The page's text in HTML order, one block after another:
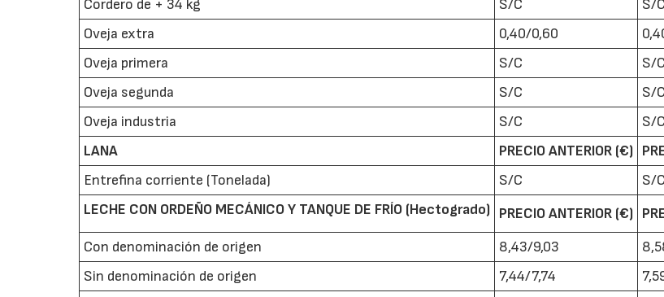
Cordero de + 34 kg
S/C
S/C
Oveja extra
0,40/0,60
Oveja primera
S/C
S/C
Oveja segunda
S/C
S/C
Oveja industria
S/C
S/C
LANA
PRECIO ANTERIOR (€)
Entrefina corriente (Tonelada)
S/C
S/C
LECHE CON ORDEÑO MECÁNICO Y TANQUE DE FRÍO (Hectogrado) PRECIO ANTERIOR (€)
Con denominación de origen
8,43/9,03
Sin denominación de origen
7,44/7,74